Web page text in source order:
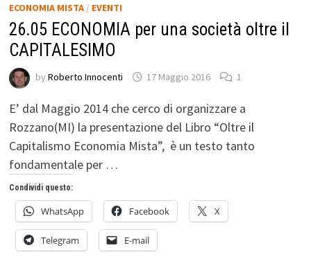
ECONOMIA MISTA/ EVENTI
26.05 ECONOMIA per una società oltre il
CAPITALESIMO
by Roberto Innocenti 17 Maggio 2016 1
E’ dal Maggio 2014 che cerco di organizzare a
Rozzano(MI) la presentazione del Libro “Oltre il
Capitalismo Economia Mista”, è un testo tanto
fondamentale per …
Condividi questo:
WhatsApp Facebook X
Telegram E-mail